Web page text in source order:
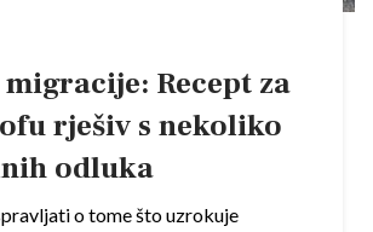
Recept za
rješiv s nekoliko
odluka
o tome što uzrokuje